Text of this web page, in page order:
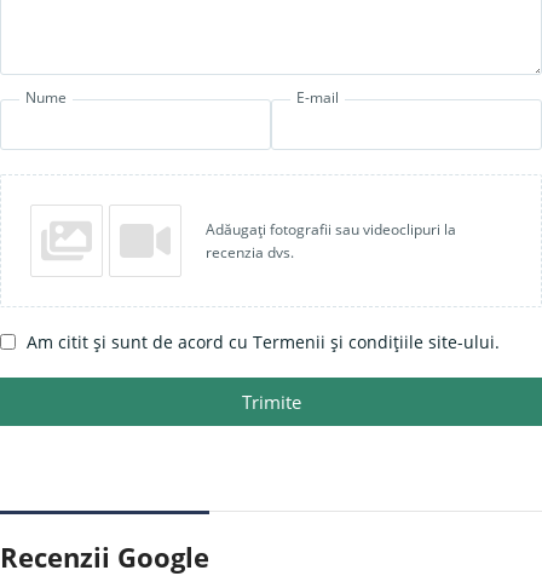
Nume E-mail
Adăugați fotografii sau videoclipuri la
recenzia dvs.
Am citit și sunt de acord cu Termenii și condițiile site-ului.
Trimite
Recenzii Google